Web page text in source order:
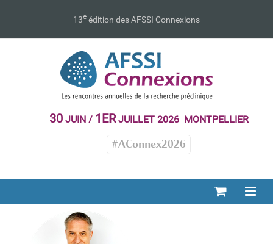
13e édition des AFSSI Connexions
30JUIN / 1ERJUILLET 2026 MONTPELLIER
#AConnex2026